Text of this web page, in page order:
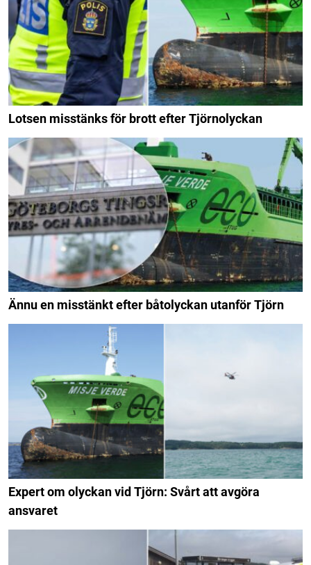
Lotsen misstänks för brott efter Tjörnolyckan
Ännu en misstänkt efter båtolyckan utanför Tjörn
Expert om olyckan vid Tjörn: Svårt att avgöra
ansvaret